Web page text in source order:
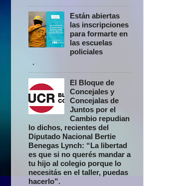
Están abiertas
las inscripciones
para formarte en
las escuelas
policiales
.
El Bloque de
Concejales y
Concejalas de
Juntos por el
Cambio repudian
lo dichos, recientes del
Diputado Nacional Bertie
Benegas Lynch: “La libertad
es que si no querés mandar a
tu hijo al colegio porque lo
necesitás en el taller, puedas
hacerlo”.